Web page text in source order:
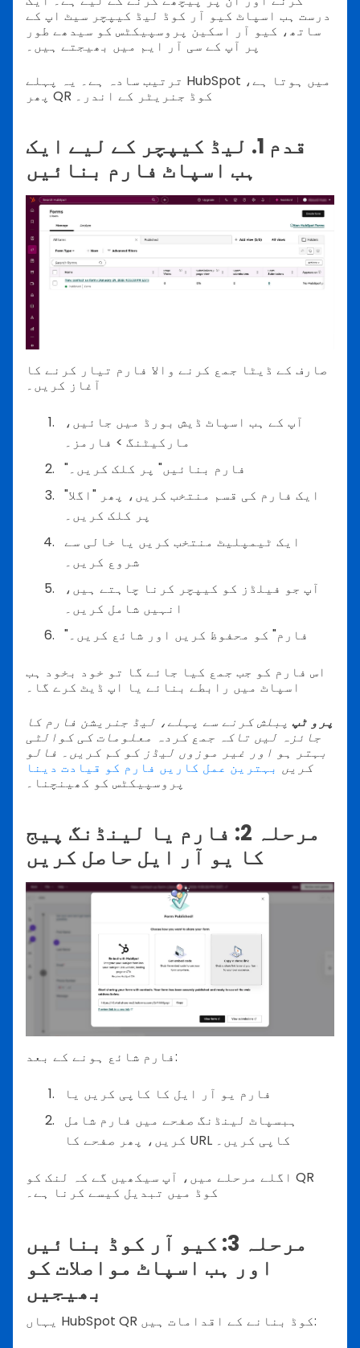
درست ہب اسپاٹ کیو آر کوڈ لیڈ کیپچر سیٹ اپ کے
ساتھ، کیو آر اسکین پروسپیکٹس کو سیدھے طور
پر آپ کے سی آر ایم میں بھیجتے ہیں۔
ترتیب سادہ ہے۔ یہ پہلے HubSpot میں ہوتا ہے،
پھر QR کوڈ جنریٹر کے اندر۔
قدم 1. لیڈ کیپچر کے لیے ایک
ہب اسپاٹ فارم بنائیں
صارف کے ڈیٹا جمع کرنے والا فارم تیار کرنے کا
آغاز کریں۔
آپ کے ہب اسپاٹ ڈیش بورڈ میں جائیں،
مارکیٹنگ > فارمز۔
"فارم بنائیں" پر کلک کریں۔
ایک فارم کی قسم منتخب کریں، پھر "اگلا"
پر کلک کریں۔
ایک ٹیمپلیٹ منتخب کریں یا خالی سے
شروع کریں۔
آپ جو فیلڈز کو کیپچر کرنا چاہتے ہیں،
انہیں شامل کریں۔
"فارم" کو محفوظ کریں اور شائع کریں۔
اس فارم کو جب جمع کیا جائے گا تو خود بخود ہب
اسپاٹ میں رابطے بنائے یا اپ ڈیٹ کرے گا۔
پرو ٹپ پبلش کرنے سے پہلے، لیڈ جنریشن فارم کا
جائزہ لیں تاکہ جمع کردہ معلومات کی کوالٹی
بہتر ہو اور غیر موزوں لیڈز کو کم کریں۔ فالو
کریں بہترین عمل کاریں فارم کو قیادت دینا
پروسپیکٹس کو کھینچنا۔
مرحلہ 2: فارم یا لینڈنگ پیج
کا یو آر ایل حاصل کریں
فارم شائع ہونے کے بعد:
فارم یو آر ایل کا کاپی کریں یا
ہبسپاٹ لینڈنگ صفحے میں فارم شامل
کریں، پھر صفحے کا URL کاپی کریں۔
اگلے مرحلے میں، آپ سیکھیں گے کہ لنک کو QR
کوڈ میں تبدیل کیسے کرنا ہے۔
مرحلہ 3: کیو آر کوڈ بنائیں
اور ہب اسپاٹ مواصلات کو
بھیجیں
یہاں HubSpot QR کوڈ بنانے کے اقدامات ہیں: